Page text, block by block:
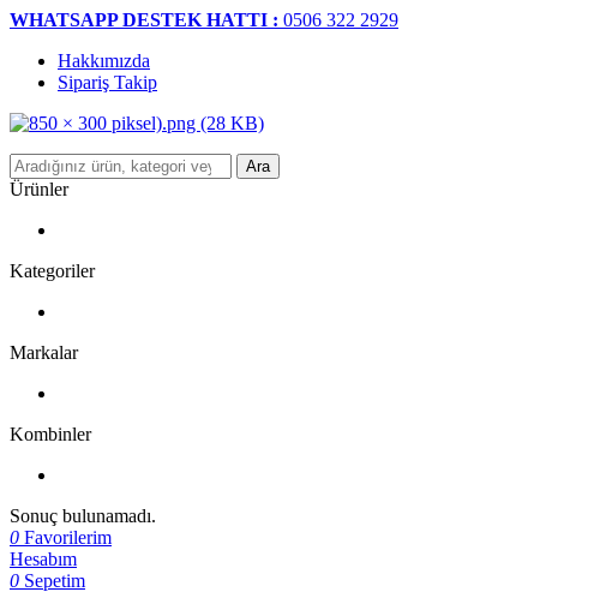
WHATSAPP DESTEK HATTI : 0506 322 2929
Hakkımızda
Sipariş Takip
Ara
Ürünler
Kategoriler
Markalar
Kombinler
Sonuç bulunamadı.
0 Favorilerim
Hesabım
0 Sepetim